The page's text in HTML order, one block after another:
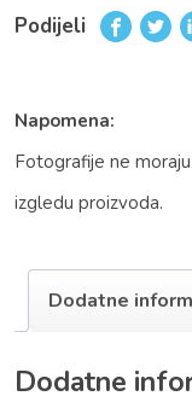
Podijeli
Napomena:
Fotografije ne
izgledu proizvoda.
Dodatne
Dodatne